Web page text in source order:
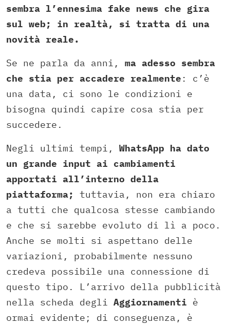
sembra l’ennesima fake news che gira
sul web; in realtà, si tratta di una
novità reale.
Se ne parla da anni, ma adesso sembra
che stia per accadere realmente : c’è
una data, ci sono le condizioni e
bisogna quindi capire cosa stia per
succedere.
Negli ultimi tempi, WhatsApp ha dato
un grande input ai cambiamenti
apportati all’interno della
piattaforma;
tuttavia, non era chiaro
a tutti che qualcosa stesse cambiando
e che si sarebbe evoluto di lì a poco.
Anche se molti si aspettano delle
variazioni, probabilmente nessuno
credeva possibile una connessione di
questo tipo. L’arrivo della pubblicità
nella scheda degli Aggiornamenti è
ormai evidente; di conseguenza, è